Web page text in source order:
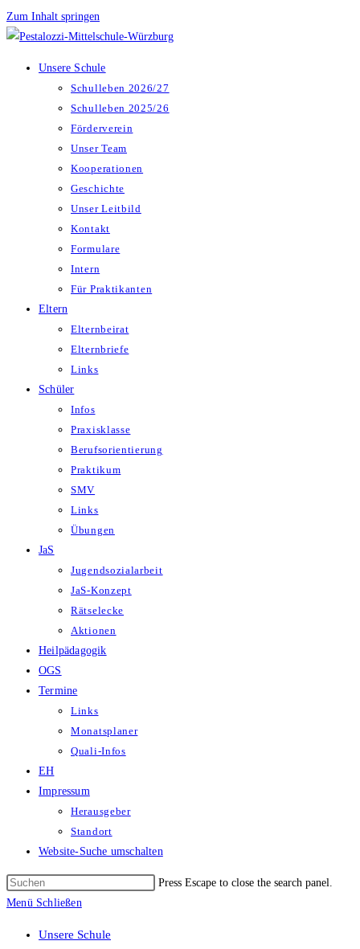
Zum Inhalt springen
Unsere Schule
Schulleben 2026/27
Schulleben 2025/26
Förderverein
Unser Team
Kooperationen
Geschichte
Unser Leitbild
Kontakt
Formulare
Intern
Für Praktikanten
Eltern
Elternbeirat
Elternbriefe
Links
Schüler
Infos
Praxisklasse
Berufsorientierung
Praktikum
SMV
Links
Übungen
JaS
Jugendsozialarbeit
JaS-Konzept
Rätselecke
Aktionen
Heilpädagogik
OGS
Termine
Links
Monatsplaner
Quali-Infos
EH
Impressum
Herausgeber
Standort
Website-Suche umschalten
Press Escape to close the search panel.
Menü Schließen
Unsere Schule